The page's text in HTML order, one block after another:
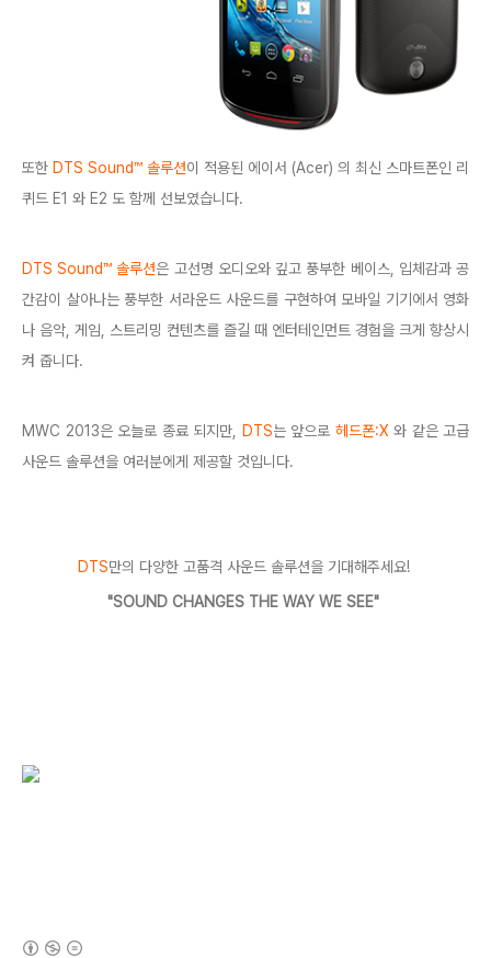
또한 DTS Sound™ 솔루션이 적용된 에이서 (Acer) 의 최신 스마트폰인 리
퀴드 E1 와 E2 도 함께 선보였습니다.
DTS Sound™ 솔루션은 고선명 오디오와 깊고 풍부한 베이스, 입체감과 공
간감이 살아나는 풍부한 서라운드 사운드를 구현하여 모바일 기기에서 영화
나 음악, 게임, 스트리밍 컨텐츠를 즐길 때 엔터테인먼트 경험을 크게 향상시
켜 줍니다.
MWC 2013은 오늘로 종료 되지만, DTS는 앞으로 헤드폰:X 와 같은 고급
사운드 솔루션을 여러분에게 제공할 것입니다.
DTS만의 다양한 고품격 사운드 솔루션을 기대해주세요!
"SOUND CHANGES THE WAY WE SEE"